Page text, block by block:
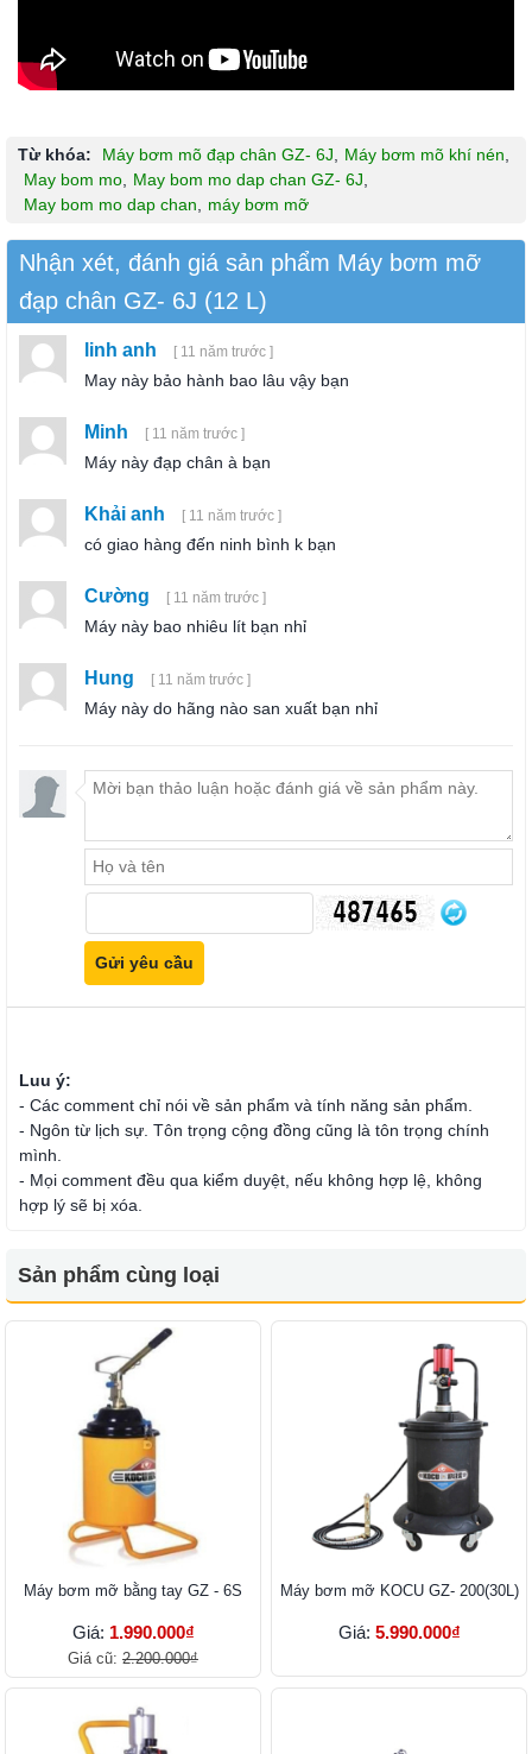
Từ khóa: Máy bơm mõ đạp chân GZ- 6J Máy bơm mõ khí nén
May bom mo
May bom mo dap chan GZ- 6J
May bom mo dap chan
máy bơm mỡ
Nhận xét, đánh giá sản phẩm Máy bơm mỡ
đạp chân GZ- 6J (12 L)
linh anh [ 11 năm trước ]
May này bảo hành bao lâu vậy bạn
Minh [ 11 năm trước ]
Máy này đạp chân à bạn
Khải anh [ 11 năm trước ]
có giao hàng đến ninh bình k bạn
Cường [ 11 năm trước ]
Máy này bao nhiêu lít bạn nhỉ
Hung [ 11 năm trước ]
Máy này do hãng nào san xuất bạn nhỉ
Luu ý:
- Các comment chỉ nói về sản phẩm và tính năng sản phẩm.
- Ngôn từ lịch sự. Tôn trọng cộng đồng cũng là tôn trọng chính
mình.
- Mọi comment đều qua kiểm duyệt, nếu không hợp lệ, không
hợp lý sẽ bị xóa.
Sản phẩm cùng loại
Máy bơm mỡ bằng tay GZ - 6S
Giá: 1.990.000₫
Giá cũ: 2.200.000₫
Máy bơm mỡ KOCU GZ- 200(30L)
Giá: 5.990.000₫